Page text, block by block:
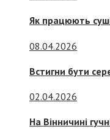
Як працюють
08.04.2026
Встигни бути
02.04.2026
На Вінничині